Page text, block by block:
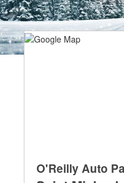
O'Reilly Auto